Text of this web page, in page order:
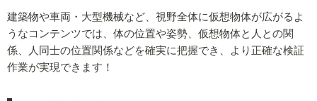
建築物や車両・大型機械など、視野全体に仮想物体が広がるよ
うなコンテンツでは、体の位置や姿勢、仮想物体と人との関
係、人同士の位置関係などを確実に把握でき、より正確な検証
作業が実現できます！